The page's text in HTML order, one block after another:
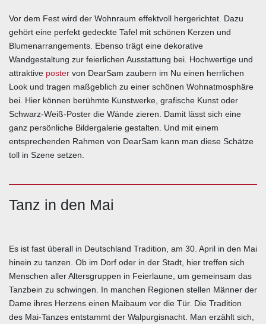
Vor dem Fest wird der Wohnraum effektvoll hergerichtet. Dazu
gehört eine perfekt gedeckte Tafel mit schönen Kerzen und
Blumenarrangements. Ebenso trägt eine dekorative
Wandgestaltung zur feierlichen Ausstattung bei. Hochwertige und
attraktive poster von DearSam zaubern im Nu einen herrlichen
Look und tragen maßgeblich zu einer schönen Wohnatmosphäre
bei. Hier können berühmte Kunstwerke, grafische Kunst oder
Schwarz-Weiß-Poster die Wände zieren. Damit lässt sich eine
ganz persönliche Bildergalerie gestalten. Und mit einem
entsprechenden Rahmen von DearSam kann man diese Schätze
toll in Szene setzen.
Tanz in den Mai
Es ist fast überall in Deutschland Tradition, am 30. April in den Mai
hinein zu tanzen. Ob im Dorf oder in der Stadt, hier treffen sich
Menschen aller Altersgruppen in Feierlaune, um gemeinsam das
Tanzbein zu schwingen. In manchen Regionen stellen Männer der
Dame ihres Herzens einen Maibaum vor die Tür. Die Tradition
des Mai-Tanzes entstammt der Walpurgisnacht. Man erzählt sich,